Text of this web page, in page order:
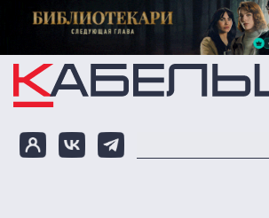
Перейти к основному содержанию